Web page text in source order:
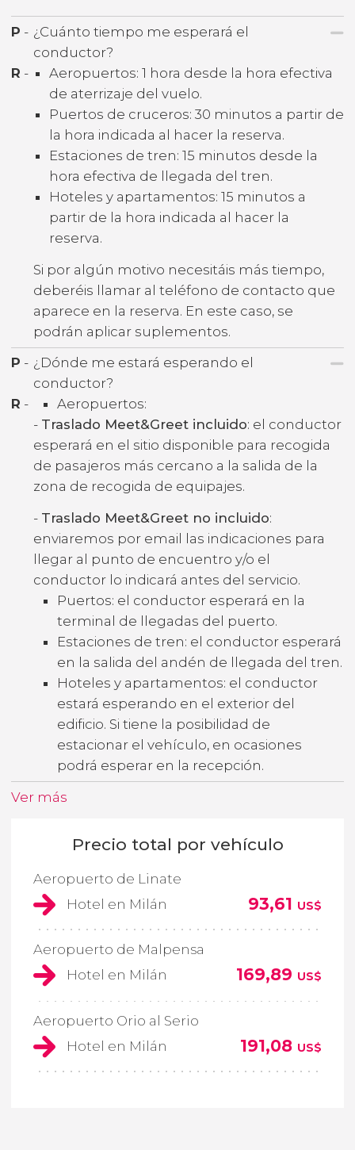
P - ¿Cuánto tiempo me esperará el
conductor?
R -
Aeropuertos: 1 hora desde la hora efectiva
de aterrizaje del vuelo.
Puertos de cruceros: 30 minutos a partir de
la hora indicada al hacer la reserva.
Estaciones de tren: 15 minutos desde la
hora efectiva de llegada del tren.
Hoteles y apartamentos: 15 minutos a
partir de la hora indicada al hacer la
reserva.
Si por algún motivo necesitáis más tiempo,
deberéis llamar al teléfono de contacto que
aparece en la reserva. En este caso, se
podrán aplicar suplementos.
P - ¿Dónde me estará esperando el
conductor?
R -
Aeropuertos:
- Traslado Meet&Greet incluido: el conductor
esperará en el sitio disponible para recogida
de pasajeros más cercano a la salida de la
zona de recogida de equipajes.
- Traslado Meet&Greet no incluido:
enviaremos por email las indicaciones para
llegar al punto de encuentro y/o el
conductor lo indicará antes del servicio.
Puertos: el conductor esperará en la
terminal de llegadas del puerto.
Estaciones de tren: el conductor esperará
en la salida del andén de llegada del tren.
Hoteles y apartamentos: el conductor
estará esperando en el exterior del
edificio. Si tiene la posibilidad de
estacionar el vehículo, en ocasiones
podrá esperar en la recepción.
Ver más
Precio total por vehículo
Aeropuerto de Linate
Hotel en Milán
93,61 US$
Aeropuerto de Malpensa
Hotel en Milán
169,89 US$
Aeropuerto Orio al Serio
Hotel en Milán
191,08 US$